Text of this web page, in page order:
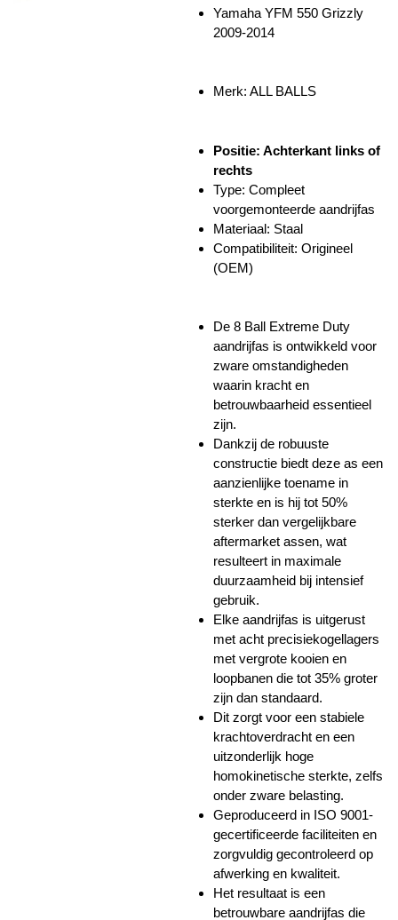
Yamaha YFM 550 Grizzly
2009-2014
Merk: ALL BALLS
Positie: Achterkant links of
rechts
Type: Compleet
voorgemonteerde aandrijfas
Materiaal: Staal
Compatibiliteit: Origineel
(OEM)
De 8 Ball Extreme Duty
aandrijfas is ontwikkeld voor
zware omstandigheden
waarin kracht en
betrouwbaarheid essentieel
zijn.
Dankzij de robuuste
constructie biedt deze as een
aanzienlijke toename in
sterkte en is hij tot 50%
sterker dan vergelijkbare
aftermarket assen, wat
resulteert in maximale
duurzaamheid bij intensief
gebruik.
Elke aandrijfas is uitgerust
met acht precisiekogellagers
met vergrote kooien en
loopbanen die tot 35% groter
zijn dan standaard.
Dit zorgt voor een stabiele
krachtoverdracht en een
uitzonderlijk hoge
homokinetische sterkte, zelfs
onder zware belasting.
Geproduceerd in ISO 9001-
gecertificeerde faciliteiten en
zorgvuldig gecontroleerd op
afwerking en kwaliteit.
Het resultaat is een
betrouwbare aandrijfas die